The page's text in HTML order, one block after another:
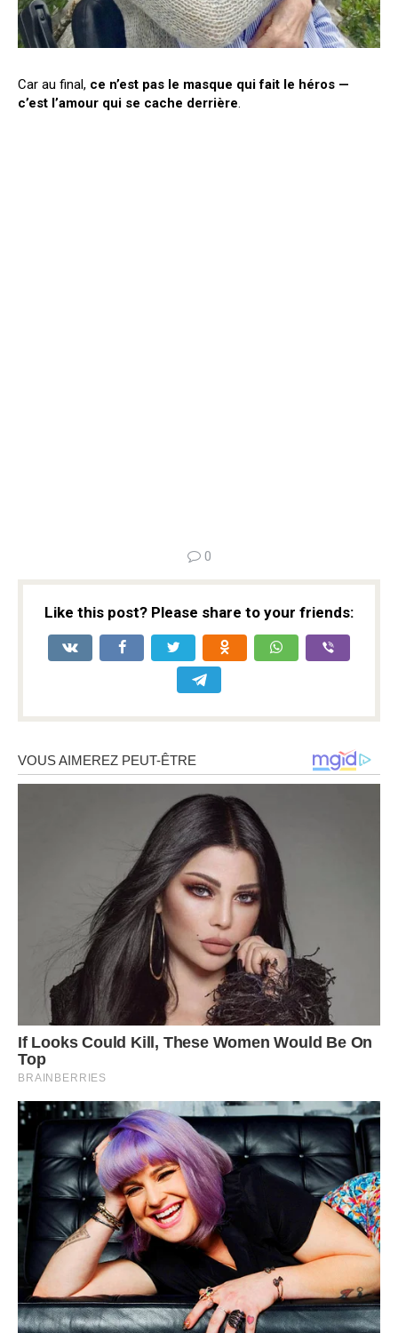
Car au final, ce n’est pas le masque qui fait le héros —
c’est l’amour qui se cache derrière.
0
Like this post? Please share to your friends: